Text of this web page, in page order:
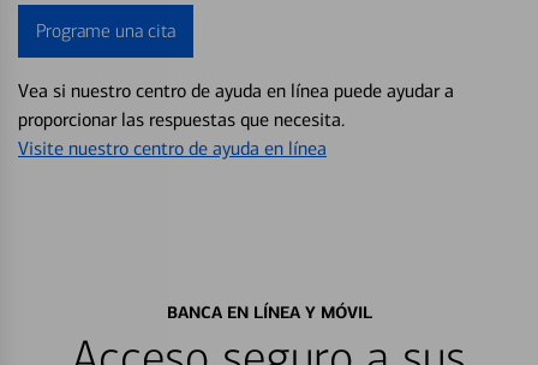
Programe una cita
Vea si nuestro centro de ayuda en línea puede ayudar a
proporcionar las respuestas que necesita.
Visite nuestro centro de ayuda en línea
BANCA EN LÍNEA Y MÓVIL